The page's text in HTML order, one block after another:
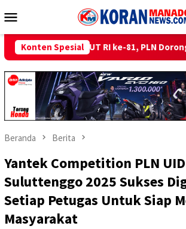
ke
Mobile
Konten Spesial
ke-81, PLN Dorong Digitalisasi Pendidikan
Beranda Berita
Yantek Competition PLN UID
Suluttenggo 2025 Sukses
Setiap Petugas Untuk Siap
Masyarakat